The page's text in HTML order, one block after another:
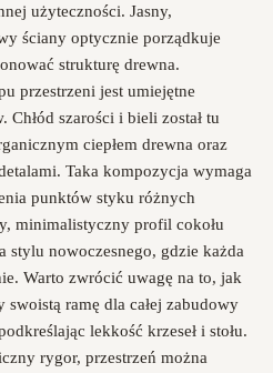
użyteczności. Jasny,
ściany optycznie porządkuje
strukturę drewna.
przestrzeni jest umiejętne
Chłód szarości i bieli został tu
ciepłem drewna oraz
Taka kompozycja wymaga
punktów styku różnych
minimalistyczny profil cokołu
stylu nowoczesnego, gdzie każda
Warto zwrócić uwagę na to, jak
swoistą ramę dla całej zabudowy
lekkość krzeseł i stołu.
rygor, przestrzeń można